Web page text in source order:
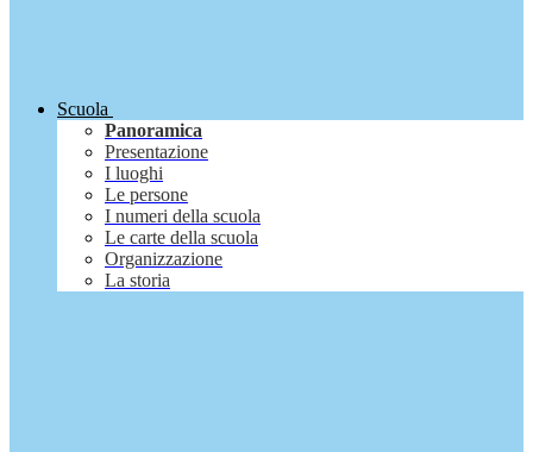
Scuola
Panoramica
Presentazione
I luoghi
Le persone
I numeri della scuola
Le carte della scuola
Organizzazione
La storia